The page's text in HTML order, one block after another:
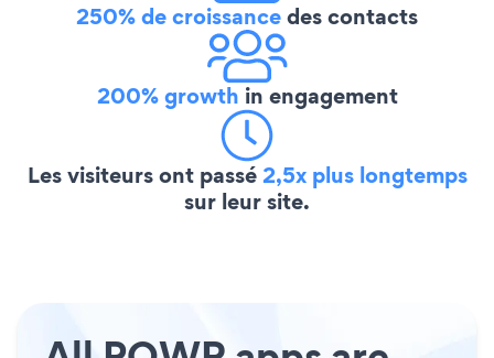
250% de croissancedes contacts
200% growth in engagement
Les visiteurs ont passé2,5x plus longtemps
sur leur site.